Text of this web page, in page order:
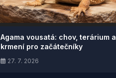
Agama vousatá: chov, terárium a
krmení pro začátečníky
27. 7. 2026